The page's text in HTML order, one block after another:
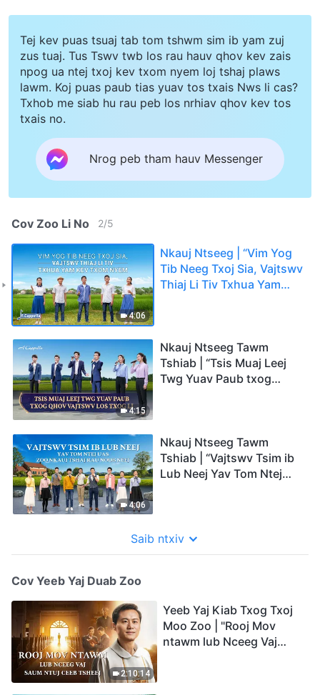
Tej kev puas tsuaj tab tom tshwm sim ib yam zuj
zus tuaj. Tus Tswv twb los rau hauv qhov kev zais
npog ua ntej txoj kev txom nyem loj tshaj plaws
lawm. Koj puas paub tias yuav tos txais Nws li cas?
Txhob me siab hu rau peb los nrhiav qhov kev tos
txais no.
Nrog peb tham hauv Messenger
Cov Zoo Li No 2/5
4:06
Nkauj Ntseeg | “Vim Yog
Tib Neeg Txoj Sia, Vajtswv
Thiaj Li Tiv Txhua Yam
4:15
Nkauj Ntseeg Tawm
Tshiab | “Tsis Muaj Leej
Twg Yuav Paub txog
4:06
Nkauj Ntseeg Tawm
Tshiab | “Vajtswv Tsim ib
Lub Neej Yav Tom Ntej
Saib ntxiv
Cov Yeeb Yaj Duab Zoo
2:10:14
Yeeb Yaj Kiab Txog Txoj
Moo Zoo | "Rooj Mov
ntawm lub Nceeg Vaj